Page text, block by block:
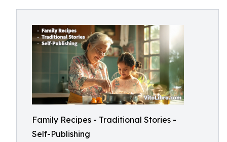
Family Recipes - Traditional Stories -
Self-Publishing